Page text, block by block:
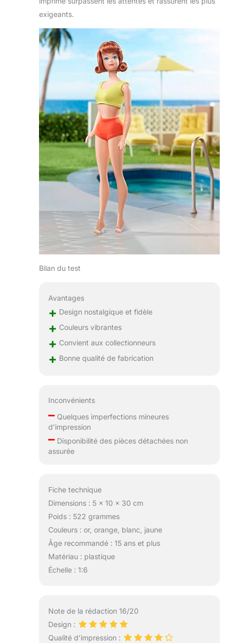
exigeants.
Bilan du test
Avantages
+ Design nostalgique et fidèle
+ Couleurs vibrantes
+ Convient aux collectionneurs
+ Bonne qualité de fabrication
Inconvénients
–Quelques imperfections mineures
d’impression
–Disponibilité des pièces détachées non
assurée
Fiche technique
Dimensions : 5 x 10 x 30 cm
Poids : 522 grammes
Couleurs : or, orange, blanc, jaune
Âge recommandé : 15 ans et plus
Matériau : plastique
Échelle : 1:6
Note de la rédaction 16/20
Design :
Qualité d’impression :